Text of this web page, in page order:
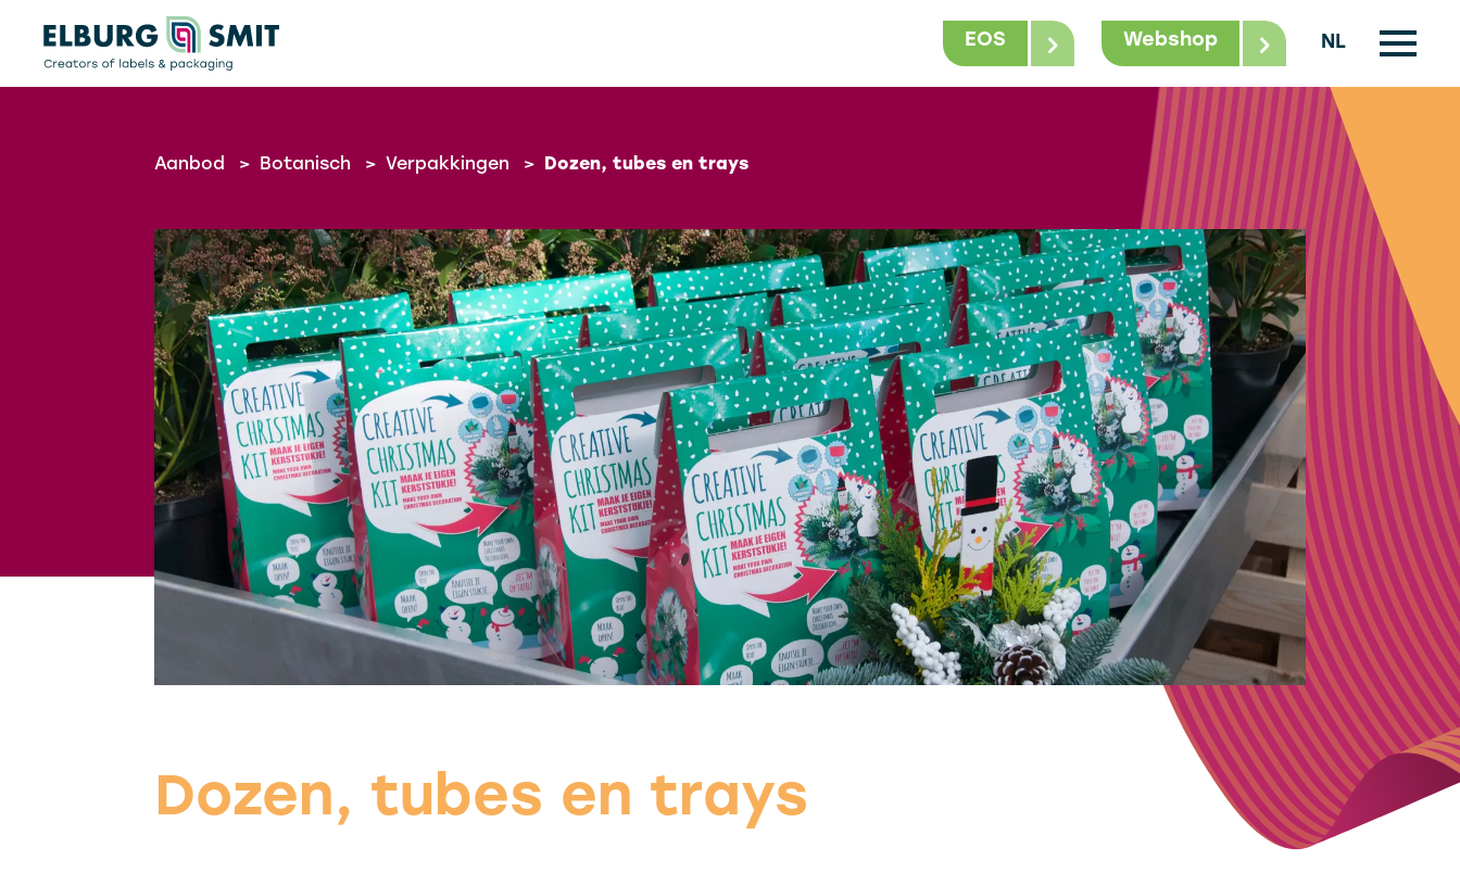
EOS Webshop NL
Aanbod > Botanisch > Verpakkingen > Dozen, tubes en trays
Dozen, tubes en trays